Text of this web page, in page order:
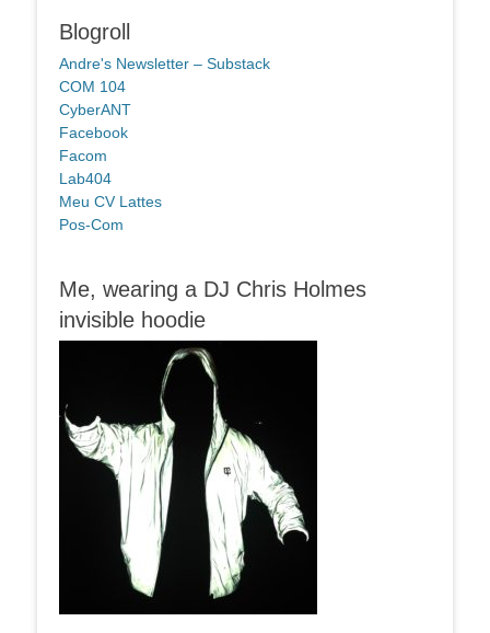
Blogroll
Andre's Newsletter – Substack
COM 104
CyberANT
Facebook
Facom
Lab404
Meu CV Lattes
Pos-Com
Me, wearing a DJ Chris Holmes
invisible hoodie